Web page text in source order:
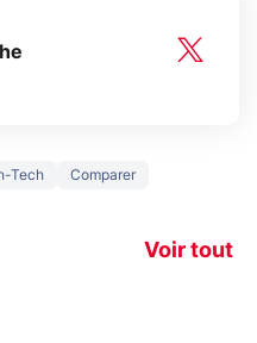
Tech Comparer
Voir tout
Ce que vous
navigation